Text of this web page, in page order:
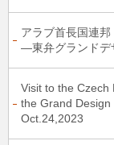
アラブ首長国連
―東弁グランドデ
Visit to the
the Grand Design
Oct.24,2023